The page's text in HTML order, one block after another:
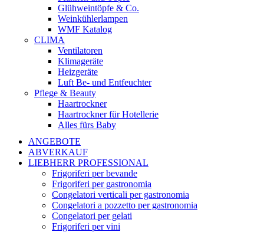
Glühweintöpfe & Co.
Weinkühlerlampen
WMF Katalog
CLIMA
Ventilatoren
Klimageräte
Heizgeräte
Luft Be- und Entfeuchter
Pflege & Beauty
Haartrockner
Haartrockner für Hotellerie
Alles fürs Baby
ANGEBOTE
ABVERKAUF
LIEBHERR PROFESSIONAL
Frigoriferi per bevande
Frigoriferi per gastronomia
Congelatori verticali per gastronomia
Congelatori a pozzetto per gastronomia
Congelatori per gelati
Frigoriferi per vini